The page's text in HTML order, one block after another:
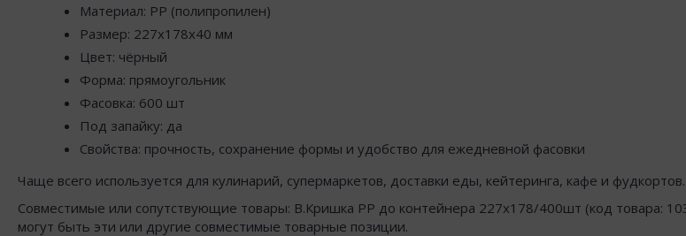
Материал: PP (полипропилен)
Размер: 227x178x40 мм
Цвет: чёрный
Форма: прямоугольник
Фасовка: 600 шт
Под запайку: да
Свойства: прочность, сохранение формы и удобство для ежедневной фасовки
Чаще всего используется для кулинарий, супермаркетов, доставки еды, кейтеринга, кафе и фудкортов.
Совместимые или сопутствующие товары: В.Кришка РР до контейнера 227х178/400шт (код товара:
могут быть эти или другие совместимые товарные позиции.